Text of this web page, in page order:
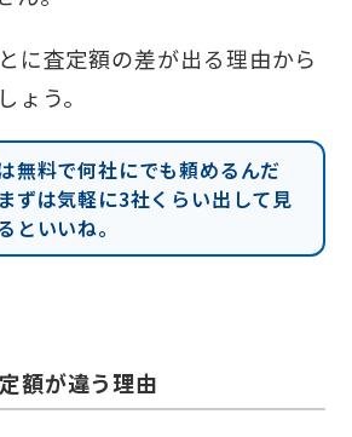
に査定額の差が出る理由から
ょう。
無料で何社にでも頼めるんだ
ずは気軽に3社くらい出して見
といいね。
額が違う理由